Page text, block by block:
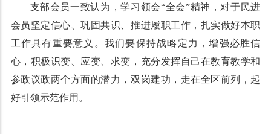
支部会员一致认为，学习领会“全会”精神，对于民进
会员坚定信心、巩固共识、推进履职工作，扎实做好本职
工作具有重要意义。我们要保持战略定力，增强必胜信
心，积极识变、应变、求变，充分发挥自己在教育教学和
参政议政两个方面的潜力，双岗建功，走在全区前列，起
好引领示范作用。